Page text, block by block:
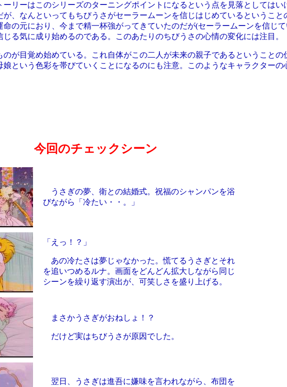
リーはこのシリーズのターニングポイントになるという点を見落としてはい
、なんといってもちびうさがセーラームーンを信じはじめているということ
の元におり、今まで精一杯強がってきていたのだが(セーラームーンを信じ
る気に成り始めるのである。このあたりのちびうさの心情の変化には注目。
が目覚め始めている。これ自体がこの二人が未来の親子であるということ
という色彩を帯びていくことになるのにも注意。このようなキャラクター
今回のチェックシーン
うさぎの夢、衛との結婚式。祝福のシャンパンを浴
びながら「冷たい・・。」
「えっ！？」
あの冷たさは夢じゃなかった。慌てるうさぎとそれ
を追いつめるルナ。画面をどんどん拡大しながら同じ
シーンを繰り返す演出が、可笑しさを盛り上げる。
まさかうさぎがおねしょ！？
だけど実はちびうさが原因でした。
翌日、うさぎは進吾に嫌味を言われながら、布団を